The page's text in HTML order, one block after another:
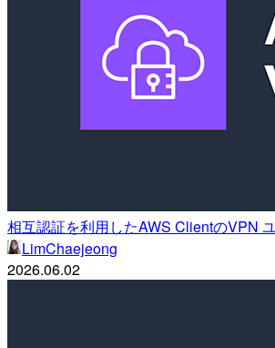
相互認証を利用したAWS ClientのVPN
LimChaejeong
2026.06.02